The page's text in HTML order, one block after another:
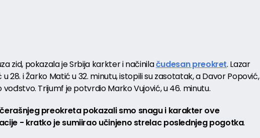
zid, pokazala je Srbija karkter i načinilačudesan preokret. Lazar
u 28. i Žarko Matić u 32. minutu, istopili su zasotatak, a Davor Popović,
vođstvo. Trijumf je potvrdio Marko Vujović, u 46. minutu.
preokreta pokazali smo snagu i karakter ove
- kratko je sumiirao učinjeno strelac poslednjeg pogotka.